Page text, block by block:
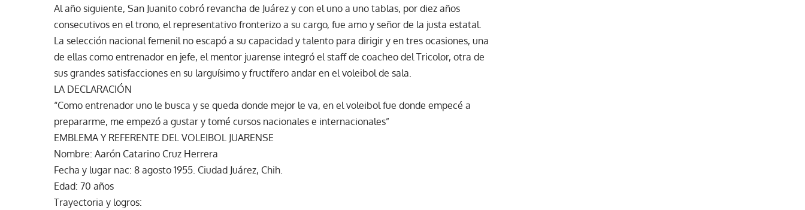
Al año siguiente, San Juanito cobró revancha de Juárez y con el uno a uno tablas, por diez años
consecutivos en el trono, el representativo fronterizo a su cargo, fue amo y señor de la justa estatal.
La selección nacional femenil no escapó a su capacidad y talento para dirigir y en tres ocasiones, una
de ellas como entrenador en jefe, el mentor juarense integró el staff de coacheo del Tricolor, otra de
sus grandes satisfacciones en su larguísimo y fructífero andar en el voleibol de sala.
LA DECLARACIÓN
“Como entrenador uno le busca y se queda donde mejor le va, en el voleibol fue donde empecé a
prepararme, me empezó a gustar y tomé cursos nacionales e internacionales”
EMBLEMA Y REFERENTE DEL VOLEIBOL JUARENSE
Nombre: Aarón Catarino Cruz Herrera
Fecha y lugar nac: 8 agosto 1955. Ciudad Juárez, Chih.
Edad: 70 años
Trayectoria y logros: